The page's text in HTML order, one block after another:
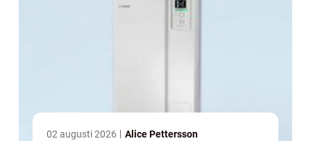
02 augusti 2026 Alice Pettersson